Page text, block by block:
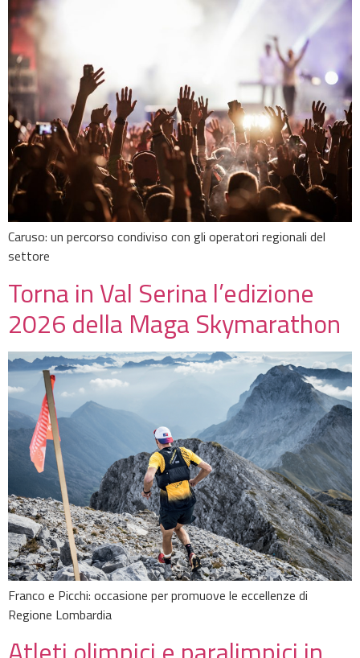
Caruso: un percorso condiviso con gli operatori regionali del
settore
Torna in Val Serina l’edizione
2026 della Maga Skymarathon
Franco e Picchi: occasione per promuove le eccellenze di
Regione Lombardia